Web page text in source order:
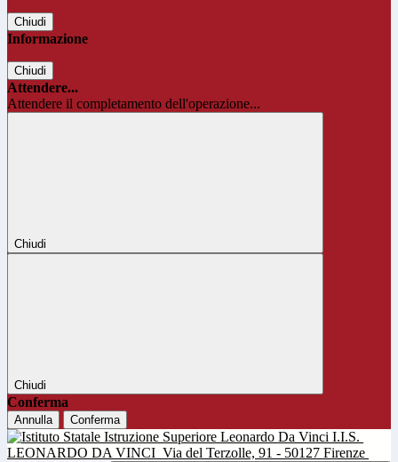
Chiudi
Informazione
Chiudi
Attendere...
Attendere il completamento dell'operazione...
Chiudi
Chiudi
Conferma
Annulla Conferma
I.I.S.
LEONARDO DA VINCI Via del Terzolle, 91 - 50127 Firenze